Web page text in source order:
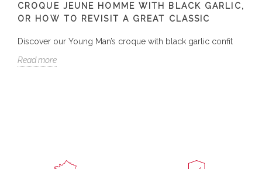
CROQUE JEUNE HOMME WITH BLACK GARLIC,
OR HOW TO REVISIT A GREAT CLASSIC
Discover our Young Man’s croque with black garlic confit
Read more